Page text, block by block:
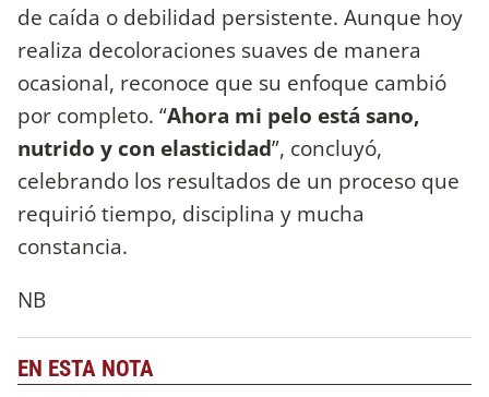
de caída o debilidad persistente. Aunque hoy
realiza decoloraciones suaves de manera
ocasional, reconoce que su enfoque cambió
por completo. “Ahora mi pelo está sano,
nutrido y con elasticidad”, concluyó,
celebrando los resultados de un proceso que
requirió tiempo, disciplina y mucha
constancia.
NB
EN ESTA NOTA